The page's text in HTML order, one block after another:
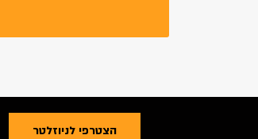
הצטרפי לניוזלטר